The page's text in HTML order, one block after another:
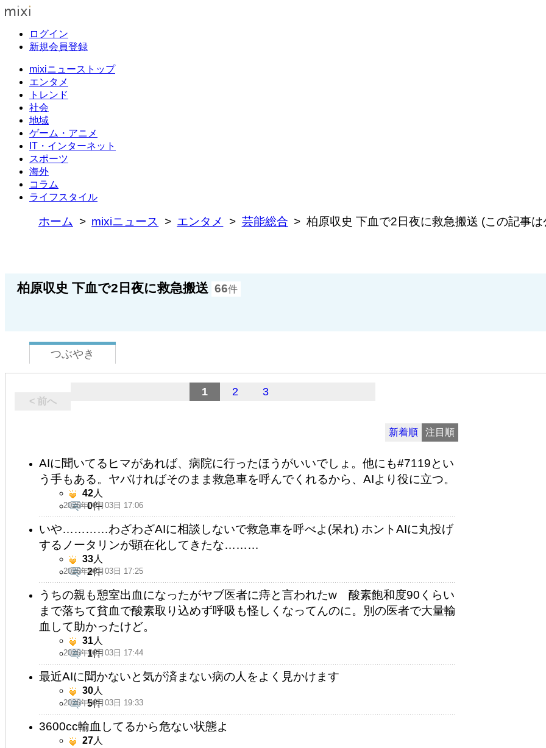
ログイン
新規会員登録
mixiニューストップ
エンタメ
トレンド
社会
地域
ゲーム・アニメ
IT・インターネット
スポーツ
海外
コラム
ライフスタイル
ホーム mixiニュース エンタメ 芸能総合 柏原収史 下血で2日夜に救急搬送 (この記事
柏原収史 下血で2日夜に救急搬送 66件
つぶやき
< 前へ
1 2 3
新着順 注目順
AIに聞いてるヒマがあれば、病院に行ったほうがいいでしょ。他にも#7119とい
う手もある。ヤバければそのまま救急車を呼んでくれるから、AIより役に立つ。
2026年06月03日 17:06
42人
0件
いや…………わざわざAIに相談しないで救急車を呼べよ(呆れ) ホントAIに丸投げ
するノータリンが顕在化してきたな………
2026年06月03日 17:25
33人
2件
うちの親も憩室出血になったがヤブ医者に痔と言われたw 酸素飽和度90くらい
まで落ちて貧血で酸素取り込めず呼吸も怪しくなってんのに。別の医者で大量輸
血して助かったけど。
2026年06月03日 17:44
31人
1件
最近AIに聞かないと気が済まない病の人をよく見かけます
2026年06月03日 19:33
30人
5件
3600cc輸血してるから危ない状態よ
27人